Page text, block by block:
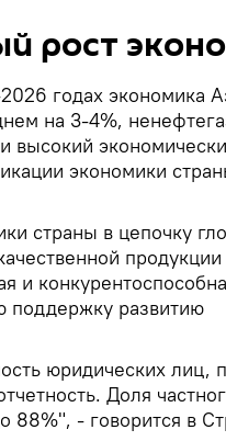
рост
годах экономика
на 3-4%,
высокий
экономики
страны в цепочку
и
поддержку развитию
юридических лиц,
Доля
88%", - говорится в